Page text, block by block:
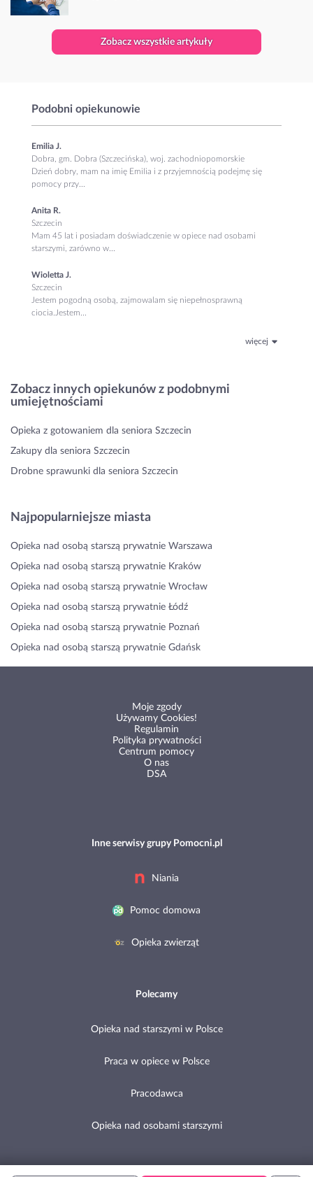
Zobacz wszystkie artykuły
Podobni opiekunowie
Emilia J.
Dobra, gm. Dobra (Szczecińska), woj. zachodniopomorskie
Dzień dobry, mam na imię Emilia i z przyjemnością podejmę się
pomocy przy...
Anita R.
Szczecin
Mam 45 lat i posiadam doświadczenie w opiece nad osobami
starszymi, zarówno w...
Wioletta J.
Szczecin
Jestem pogodną osobą, zajmowalam się niepełnosprawną
ciocia.Jestem...
więcej
Zobacz innych opiekunów z podobnymi
umiejętnościami
Opieka z gotowaniem dla seniora Szczecin
Zakupy dla seniora Szczecin
Drobne sprawunki dla seniora Szczecin
Najpopularniejsze miasta
Opieka nad osobą starszą prywatnie Warszawa
Opieka nad osobą starszą prywatnie Kraków
Opieka nad osobą starszą prywatnie Wrocław
Opieka nad osobą starszą prywatnie Łódź
Opieka nad osobą starszą prywatnie Poznań
Opieka nad osobą starszą prywatnie Gdańsk
Moje zgody
Używamy Cookies!
Regulamin
Polityka prywatności
Centrum pomocy
O nas
DSA
Inne serwisy grupy Pomocni.pl
Niania
Pomoc domowa
Opieka zwierząt
Polecamy
Opieka nad starszymi w Polsce
Praca w opiece w Polsce
Pracodawca
Opieka nad osobami starszymi